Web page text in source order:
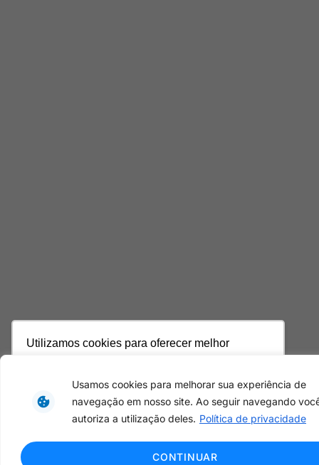
Utilizamos cookies para oferecer melhor
personalizar conteúdo. Ao utilizar este site, você
concorda com o uso de cookies.
Saiba mais
Ok, entendi!
Usamos cookies para melhorar sua experiência de
navegação em nosso site. Ao seguir navegando
autoriza a utilização deles. Política de privacidade
CONTINUAR